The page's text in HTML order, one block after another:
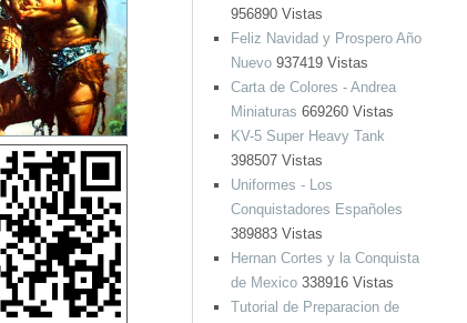
956890 Vistas
Feliz Navidad y Prospero Año
Nuevo937419 Vistas
Carta de Colores - Andrea
Miniaturas 669260 Vistas
KV-5 Super Heavy Tank
398507 Vistas
Uniformes - Los
Conquistadores Españoles
389883 Vistas
Hernan Cortes y la Conquista
de Mexico338916 Vistas
Tutorial de Preparacion de